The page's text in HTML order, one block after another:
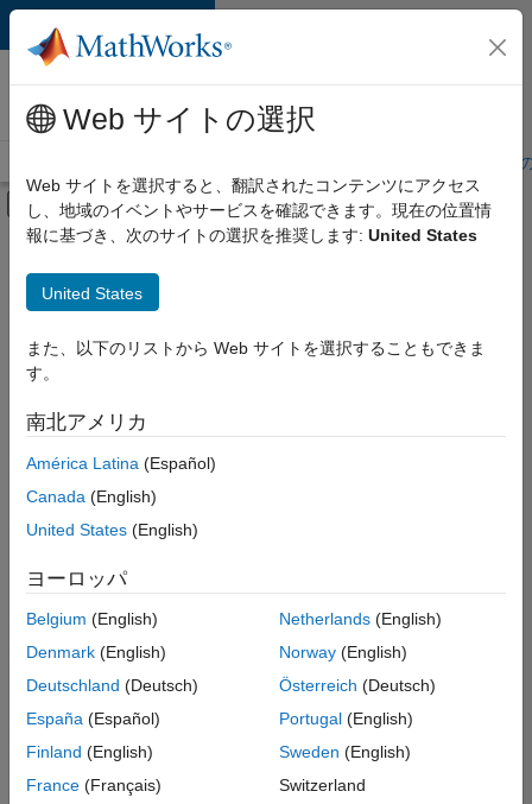
コンテンツへスキップ
MathWorks 採用
情報
学生・キャリア初期
オフキャンバス ナビゲーション メ
メインコンテンツ
絞り込み条件
IT
教育機関向けセールス
インサイド セールス
マーケティング コミュニケーション
オフィス・管理サービス
選
し
人
の
保
存
一
部
人
Web サイトの選択
Web サイトを選択すると、翻訳されたコンテンツにアクセス
し、地域のイベントやサービスを確認できます。現在の位置情
報に基づき、次のサイトの選択を推奨します: United States
United States
また、以下のリストから Web サイトを選択することもできま
す。
南北アメリカ
América Latina (Español)
Canada (English)
United States (English)
ヨーロッパ
Belgium (English)
Denmark (English)
Deutschland (Deutsch)
España (Español)
Finland (English)
France (Français)
Netherlands(English)
Norway(English)
Österreich (Deutsch)
Portugal(English)
Sweden (English)
Switzerland